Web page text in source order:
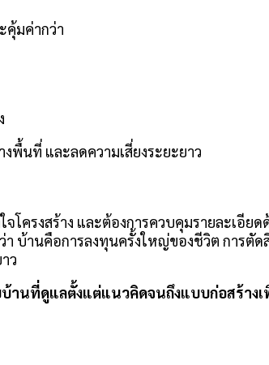
คุ้มค่ากว่า
พื้นที่ และลดความเสี่ยงระยะยาว
ครงสร้าง และต้องการควบคุมรายละเอี
บ้านคือการลงทุนครั้งใหญ่ของชีวิต การ
ว
นที่ดูแลตั้งแต่แนวคิดจนถึงแบบก่อสร้าง